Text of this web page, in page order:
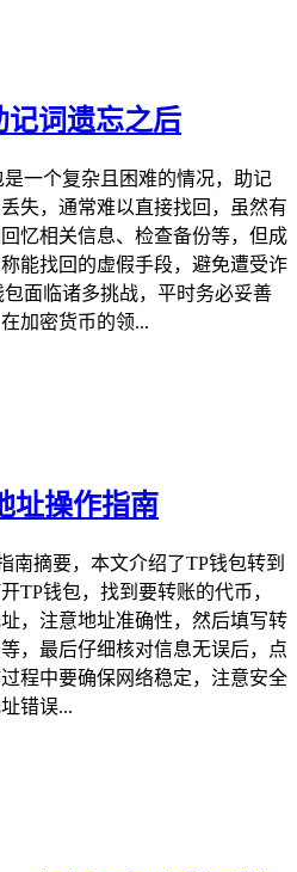
记词遗忘之后
一个复杂且困难的情况，助记
失，通常难以直接找回，虽然有
忆相关信息、检查备份等，但成
能找回的虚假手段，避免遭受诈
面临诸多挑战，平时务必妥善
加密货币的领...
址操作指南
南摘要，本文介绍了TP钱包转到
TP钱包，找到要转账的代币，
，注意地址准确性，然后填写转
，最后仔细核对信息无误后，点
程中要确保网络稳定，注意安全
错误...